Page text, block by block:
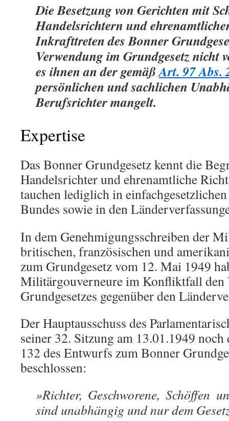
Die Besetzung von Gerichten mit
Handelsrichtern und
Inkrafttreten des Bonner
Verwendung im Grundgesetz nicht
es ihnen an der gemäßArt. 97 Abs.
persönlichen und sachlichen
Berufsrichter mangelt.
Expertise
Das Bonner Grundgesetz kennt die
Handelsrichter und ehrenamtliche
tauchen lediglich in
Bundes sowie in den
In dem Genehmigungsschreiben der
britischen, französischen und
zum Grundgesetz vom 12. Mai 1949
Militärgouverneure im Konfliktfall den
Grundgesetzes gegenüber den
Der Hauptausschuss des
seiner 32. Sitzung am 13.01.1949
132 des Entwurfs zum Bonner
beschlossen:
»Richter, Geschworene, Schöffen
sind unabhängig und nur dem